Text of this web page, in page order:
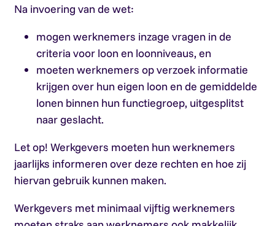
Na invoering van de wet:
mogen werknemers inzage vragen in de
criteria voor loon en loonniveaus, en
moeten werknemers op verzoek informatie
krijgen over hun eigen loon en de gemiddelde
lonen binnen hun functiegroep, uitgesplitst
naar geslacht.
Let op! Werkgevers moeten hun werknemers
jaarlijks informeren over deze rechten en hoe zij
hiervan gebruik kunnen maken.
Werkgevers met minimaal vijftig werknemers